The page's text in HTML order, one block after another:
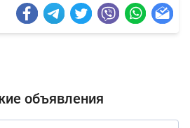
объявления